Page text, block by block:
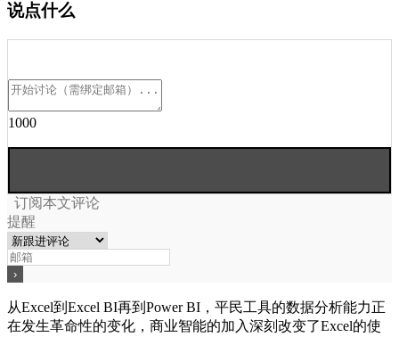
说点什么
1000
订阅本文评论
提醒
从Excel到Excel BI再到Power BI，平民工具的数据分析能力正
在发生革命性的变化，商业智能的加入深刻改变了Excel的使